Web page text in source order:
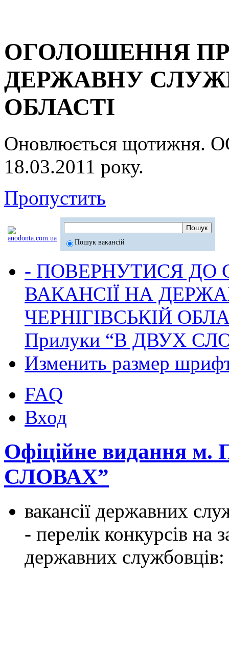
ОГОЛОШЕННЯ
ДЕРЖАВНУ
ОБЛАСТІ
Оновлюється
18.03.2011 року.
Пропустить
Пошук вакансій
- ПОВЕРНУТИСЯ ДО
ВАКАНСІЇ НА
ЧЕРНІГІВСЬКІЙ
Прилуки “В ДВУХ
Изменить размер
FAQ
Вход
Офіційне видання
СЛОВАХ”
вакансії державних
- перелік конкурсів на
державних службовців: